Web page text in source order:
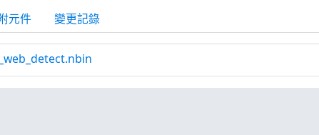
元件 變更記錄